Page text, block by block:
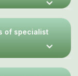
of specialist